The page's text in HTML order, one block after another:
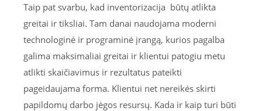
Taip pat svarbu, kad inventorizacija būtų atlikta
greitai ir tiksliai. Tam danai naudojama moderni
technologinė ir programinė įrangą, kurios pagalba
galima maksimaliai greitai ir klientui patogiu metu
atlikti skaičiavimus ir rezultatus pateikti
pageidaujama forma. Klientui net nereikės skirti
papildomų darbo jėgos resursų. Kada ir kaip turi būti